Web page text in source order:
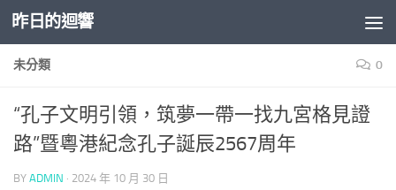
Skip to content
昨日的迴響
未分類 0
“孔子文明引領，筑夢一帶一找九宮格見證
路”暨粵港紀念孔子誕辰2567周年
BY ADMIN · 2024 年 10 月 30 日